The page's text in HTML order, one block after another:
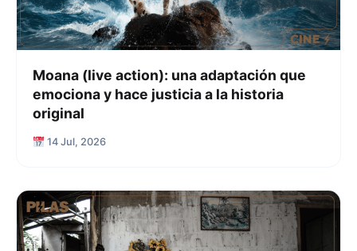
Moana (live action): una adaptación que
emociona y hace justicia a la historia
original
14 Jul, 2026